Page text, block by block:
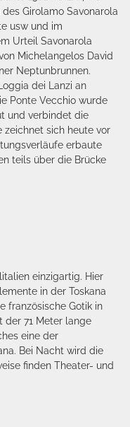
Girolamo Savonarola
usw und im
Urteil Savonarola
Michelangelos David
Neptunbrunnen.
dei Lanzi an
Ponte Vecchio wurde
und verbindet die
zeichnet sich heute vor
erbaute
teils über die Brücke
einzigartig. Hier
in der Toskana
französische Gotik in
der 71 Meter lange
eine der
Bei Nacht wird die
finden Theater- und